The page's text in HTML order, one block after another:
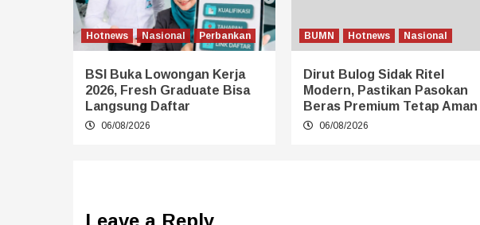
Hotnews Nasional Perbankan
BSI Buka Lowongan Kerja
2026, Fresh Graduate Bisa
Langsung Daftar
06/08/2026
BUMN Hotnews Nasional
Dirut Bulog Sidak Ritel
Modern, Pastikan Pasokan
Beras Premium Tetap Aman
06/08/2026